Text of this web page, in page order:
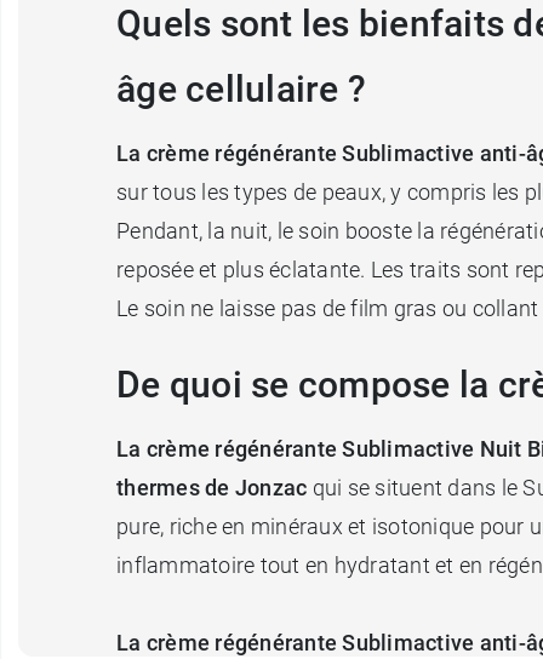
Quels sont les bienfaits
âge cellulaire ?
La crème régénérante Sublimactive anti-
sur tous les types de peaux, y compris les
Pendant, la nuit, le soin booste la
reposée et plus éclatante. Les traits sont
Le soin ne laisse pas de film gras ou collant
De quoi se compose la
La crème régénérante Sublimactive Nuit
thermes de Jonzac qui se situent dans le
pure, riche en minéraux et isotonique pour
inflammatoire tout en hydratant et en
La crème régénérante Sublimactive anti-